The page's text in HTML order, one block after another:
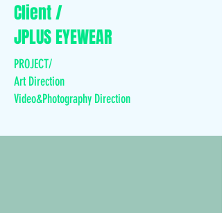
Client /
JPLUS EYEWEAR
PROJECT/
Art Direction
Video&Photography Direction